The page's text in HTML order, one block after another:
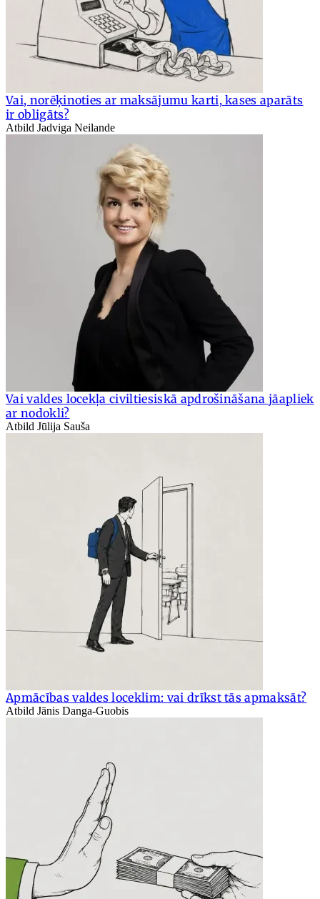
Vai, norēķinoties ar maksājumu karti, kases aparāts
ir obligāts?
Atbild Jadviga Neilande
Vai valdes locekļa civiltiesiskā apdrošināšana jāapliek
ar nodokli?
Atbild Jūlija Sauša
Apmācības valdes loceklim: vai drīkst tās apmaksāt?
Atbild Jānis Danga-Guobis